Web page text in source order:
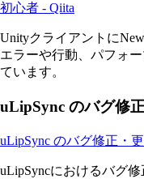
初心者 - Qiita
Unityクライアントに
エラーや行動、パフォ
ています。
uLipSync のバグ修
uLipSync のバグ修正・
uLipSyncにおけるバグ